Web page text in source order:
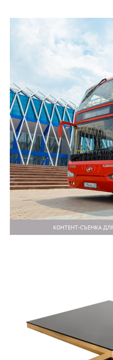
КОНТЕНТ-СЪЕМКА